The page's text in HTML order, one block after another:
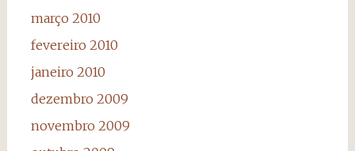
março 2010
fevereiro 2010
janeiro 2010
dezembro 2009
novembro 2009